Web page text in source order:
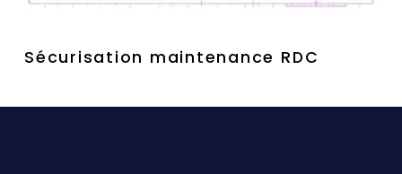
Sécurisation maintenance RDC